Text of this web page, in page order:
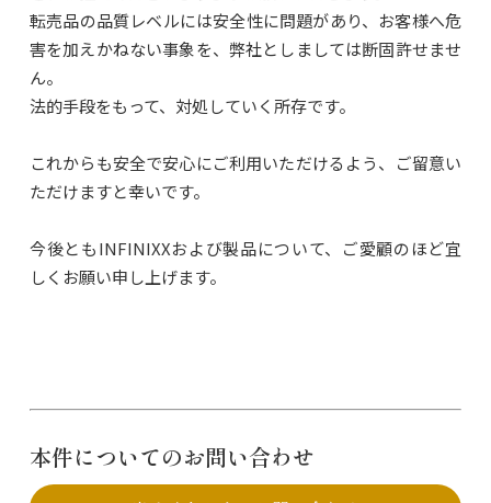
転売品の品質レベルには安全性に問題があり、お客様へ危
害を加えかねない事象を、弊社としましては断固許せませ
ん。
法的手段をもって、対処していく所存です。
これからも安全で安心にご利用いただけるよう、ご留意い
ただけますと幸いです。
今後ともINFINIXXおよび製品について、ご愛顧のほど宜
しくお願い申し上げます。
本件についてのお問い合わせ